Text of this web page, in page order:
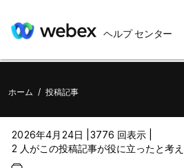
ヘルプ センター
ホーム / 投稿記事
2026年4月24日 | 3776 回表示 |
2 人がこの投稿記事が役に立ったと考